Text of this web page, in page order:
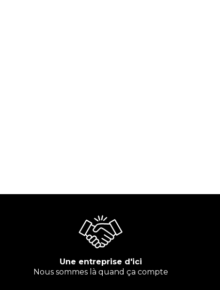
Une entreprise d'ici
Nous sommes là quand ça compte